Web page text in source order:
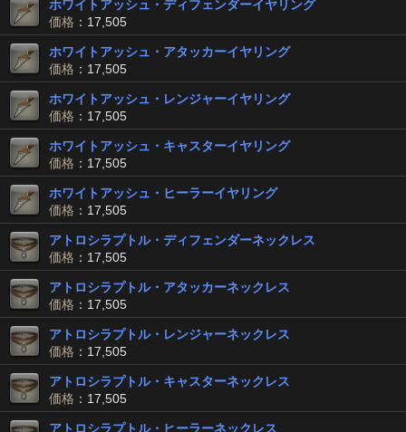
ホワイトアッシュ・ディフェンダーイヤリング
価格 ：17,505
ホワイトアッシュ・アタッカーイヤリング
価格 ：17,505
ホワイトアッシュ・レンジャーイヤリング
価格 ：17,505
ホワイトアッシュ・キャスターイヤリング
価格 ：17,505
ホワイトアッシュ・ヒーラーイヤリング
価格 ：17,505
アトロシラプトル・ディフェンダーネックレス
価格 ：17,505
アトロシラプトル・アタッカーネックレス
価格 ：17,505
アトロシラプトル・レンジャーネックレス
価格 ：17,505
アトロシラプトル・キャスターネックレス
価格 ：17,505
アトロシラプトル・ヒーラーネックレス